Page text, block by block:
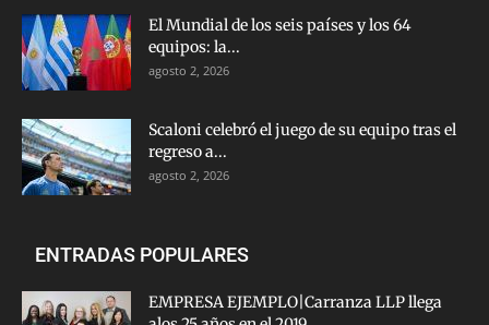
El Mundial de los seis países y los 64
equipos: la...
agosto 2, 2026
Scaloni celebró el juego de su equipo tras el
regreso a...
agosto 2, 2026
ENTRADAS POPULARES
EMPRESA EJEMPLO|Carranza LLP llega